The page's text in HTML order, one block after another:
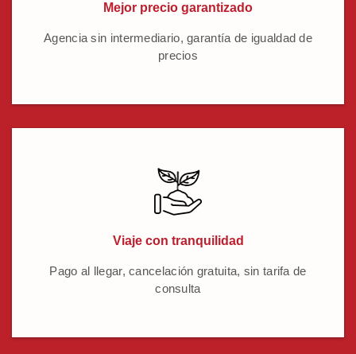
Mejor precio garantizado
Agencia sin intermediario, garantía de igualdad de
precios
Viaje con tranquilidad
Pago al llegar, cancelación gratuita, sin tarifa de
consulta